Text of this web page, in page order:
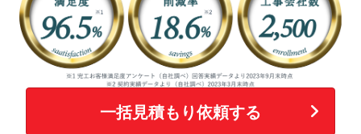
一括見積もり依頼する